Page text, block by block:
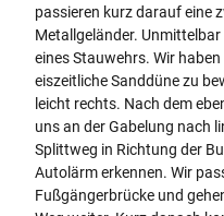
passieren kurz darauf eine
Metallgeländer.
eines Stauwehrs. Wir
eiszeitliche Sanddüne zu
leicht rechts. Nach dem
uns an der Gabelung nach
Splittweg in Richtung der
Autolärm erkennen. Wir
Fußgängerbrücke und